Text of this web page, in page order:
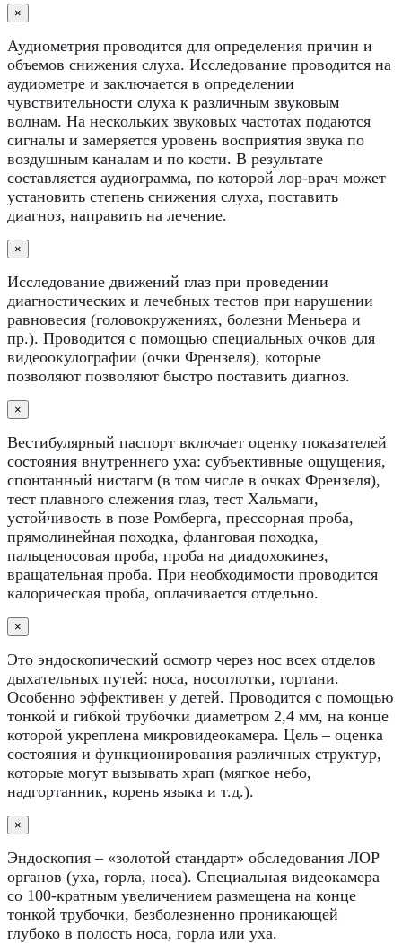
×
Аудиометрия проводится для определения причин и
объемов снижения слуха. Исследование проводится на
аудиометре и заключается в определении
чувствительности слуха к различным звуковым
волнам. На нескольких звуковых частотах подаются
сигналы и замеряется уровень восприятия звука по
воздушным каналам и по кости. В результате
составляется аудиограмма, по которой лор-врач может
установить степень снижения слуха, поставить
диагноз, направить на лечение.
×
Исследование движений глаз при проведении
диагностических и лечебных тестов при нарушении
равновесия (головокружениях, болезни Меньера и
пр.). Проводится с помощью специальных очков для
видеоокулографии (очки Френзеля), которые
позволяют позволяют быстро поставить диагноз.
×
Вестибулярный паспорт включает оценку показателей
состояния внутреннего уха: субъективные ощущения,
спонтанный нистагм (в том числе в очках Френзеля),
тест плавного слежения глаз, тест Хальмаги,
устойчивость в позе Ромберга, прессорная проба,
прямолинейная походка, фланговая походка,
пальценосовая проба, проба на диадохокинез,
вращательная проба. При необходимости проводится
калорическая проба, оплачивается отдельно.
×
Это эндоскопический осмотр через нос всех отделов
дыхательных путей: носа, носоглотки, гортани.
Особенно эффективен у детей. Проводится с помощью
тонкой и гибкой трубочки диаметром 2,4 мм, на конце
которой укреплена микровидеокамера. Цель – оценка
состояния и функционирования различных структур,
которые могут вызывать храп (мягкое небо,
надгортанник, корень языка и т.д.).
×
Эндоскопия – «золотой стандарт» обследования ЛОР
органов (уха, горла, носа). Специальная видеокамера
со 100-кратным увеличением размещена на конце
тонкой трубочки, безболезненно проникающей
глубоко в полость носа, горла или уха.